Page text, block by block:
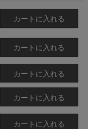
カートに入れる
カートに入れる
カートに入れる
カートに入れる
カートに入れる